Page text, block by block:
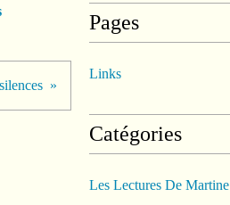
Pages
Links
Catégories
Les Lectures De Martine